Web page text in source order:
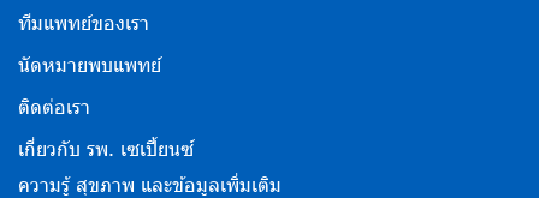
ทีมแพทย์ของเรา
นัดหมายพบแพทย์
ติดต่อเรา
เกี่ยวกับ รพ. เซเปี้ยนซ์
ความรู้ สุขภาพ และข้อมูลเพิ่มเติม